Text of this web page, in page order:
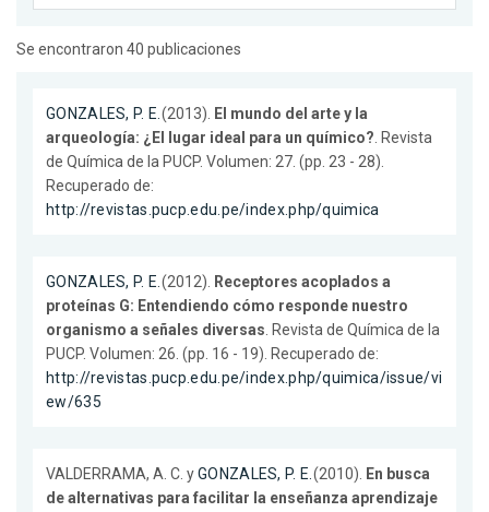
Se encontraron 40 publicaciones
GONZALES, P. E.(2013). El mundo del arte y la
arqueología: ¿El lugar ideal para un químico?. Revista
de Química de la PUCP. Volumen: 27. (pp. 23 - 28).
Recuperado de:
http://revistas.pucp.edu.pe/index.php/quimica
GONZALES, P. E.(2012). Receptores acoplados a
proteínas G: Entendiendo cómo responde nuestro
organismo a señales diversas. Revista de Química de la
PUCP. Volumen: 26. (pp. 16 - 19). Recuperado de:
http://revistas.pucp.edu.pe/index.php/quimica/issue/vi
ew/635
VALDERRAMA, A. C. yGONZALES, P. E.(2010). En busca
de alternativas para facilitar la enseñanza aprendizaje